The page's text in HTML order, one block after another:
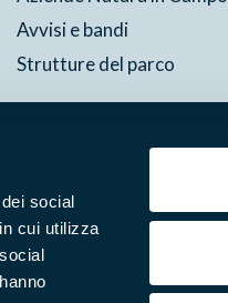
social
cui utilizza
Avvisi e bandi
Strutture del parco